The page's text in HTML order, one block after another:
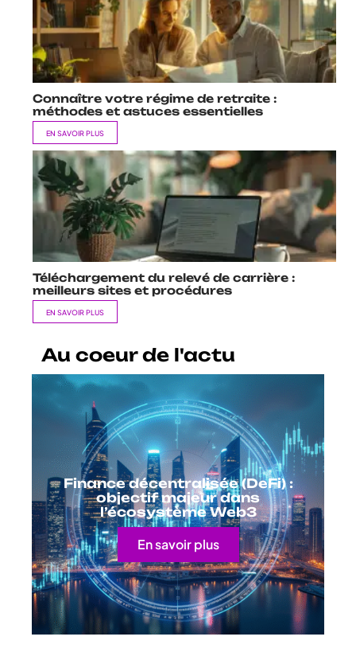
Connaître votre régime de retraite :
méthodes et astuces essentielles
EN SAVOIR PLUS
Téléchargement du relevé de carrière :
meilleurs sites et procédures
EN SAVOIR PLUS
Au coeur de l'actu
Finance décentralisée (DeFi) :
objectif majeur dans
l’écosystème Web3
En savoir plus